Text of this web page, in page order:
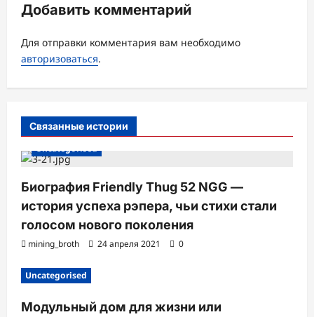
а
и
Добавить комментарий
Для отправки комментария вам необходимо
авторизоваться.
Связанные истории
Uncategorised
Биография Friendly Thug 52 NGG —
история успеха рэпера, чьи стихи стали
голосом нового поколения
mining_broth 24 апреля 2021 0
Uncategorised
Модульный дом для жизни или